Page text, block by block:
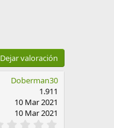
Dejar valoración
Doberman30
1.911
10 Mar 2021
10 Mar 2021